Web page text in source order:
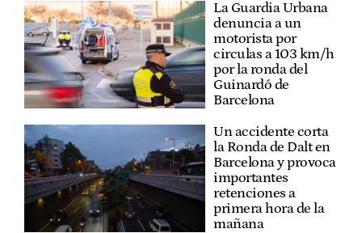
La Guardia Urbana
denuncia a un
motorista por
circulas a 103 km/h
por la ronda del
Guinardó de
Barcelona
Un accidente corta
la Ronda de Dalt en
Barcelona y provoca
importantes
retenciones a
primera hora de la
mañana